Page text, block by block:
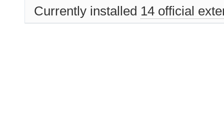
Currently installed 14 official